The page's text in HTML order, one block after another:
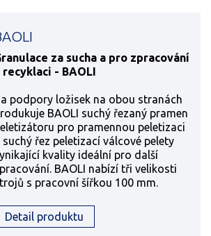
za sucha a pro zpracování
recyklaci - BAOLI
podpory ložisek na obou stranách
BAOLI suchý řezaný pramen
pro pramennou peletizaci
suchý řez peletizací válcové pelety
kvality ideální pro další
BAOLI nabízí tři velikosti
s pracovní šířkou 100 mm.
Detail produktu